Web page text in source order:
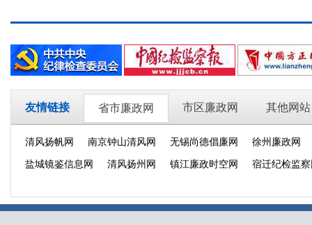
友情链接 省市廉政网 市区廉政网 其他网站
清风扬帆网 南京钟山清风网 无锡尚德倡廉网 徐州廉政网
盐城镜鉴信息网 清风扬州网 镇江廉政时空网 宿迁纪检监